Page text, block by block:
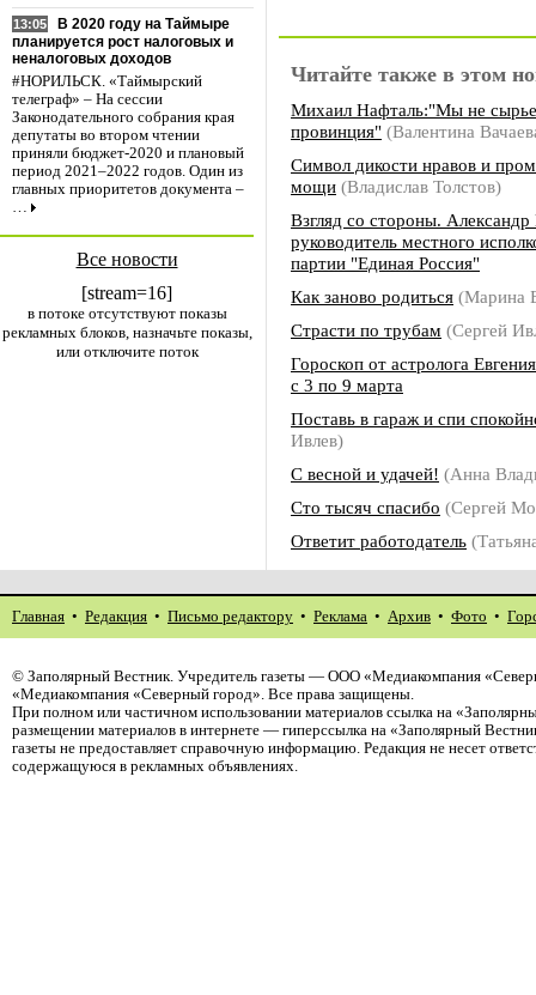
13:05
В 2020 году на Таймыре
планируется рост налоговых и
неналоговых доходов
#НОРИЛЬСК. «Таймырский
телеграф» – На сессии
Законодательного собрания края
депутаты во втором чтении
приняли бюджет-2020 и плановый
период 2021–2022 годов. Один из
главных приоритетов документа –
…
Все новости
[stream=16]
в потоке отсутствуют показы
рекламных блоков, назначьте показы,
или отключите поток
Читайте также в этом
Михаил Нафталь:"Мы не
провинция" (Валентина
Символ дикости нравов и
мощи (Владислав Толстов)
Взгляд со стороны. Александр
руководитель местного
партии "Единая Россия"
Как заново родиться (Марина
Страсти по трубам (Сергей
Гороскоп от астролога
с 3 по 9 марта
Поставь в гараж и спи
Ивлев)
С весной и удачей! (Анна
Сто тысяч спасибо (Сергей
Ответит работодатель
Главная • Редакция • Письмо редактору • Реклама • Архив • Фото •
© Заполярный Вестник. Учредитель газеты — ООО «Медиакомпания
«Медиакомпания «Северный город». Все права защищены.
При полном или частичном использовании материалов ссылка на
размещении материалов в интернете — гиперссылка на «Заполярный
газеты не предоставляет справочную информацию. Редакция не несет
содержащуюся в рекламных объявлениях.